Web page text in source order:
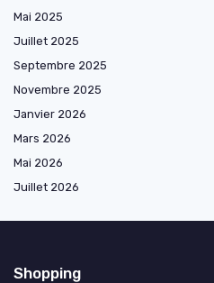
Mai 2025
Juillet 2025
Septembre 2025
Novembre 2025
Janvier 2026
Mars 2026
Mai 2026
Juillet 2026
Shopping